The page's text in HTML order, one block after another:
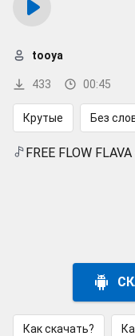
433 00:45
tooya
Крутые Без
FREE FLOW
Как скачать?